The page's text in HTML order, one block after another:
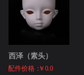
西泽（素头）
配件价格：￥0.0